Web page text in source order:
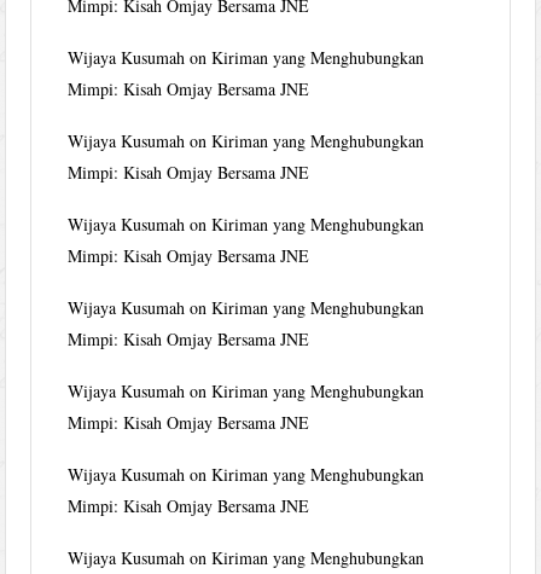
Mimpi: Kisah Omjay Bersama JNE
Wijaya Kusumah onKiriman yang Menghubungkan
Mimpi: Kisah Omjay Bersama JNE
Wijaya Kusumah onKiriman yang Menghubungkan
Mimpi: Kisah Omjay Bersama JNE
Wijaya Kusumah onKiriman yang Menghubungkan
Mimpi: Kisah Omjay Bersama JNE
Wijaya Kusumah onKiriman yang Menghubungkan
Mimpi: Kisah Omjay Bersama JNE
Wijaya Kusumah onKiriman yang Menghubungkan
Mimpi: Kisah Omjay Bersama JNE
Wijaya Kusumah onKiriman yang Menghubungkan
Mimpi: Kisah Omjay Bersama JNE
Wijaya Kusumah onKiriman yang Menghubungkan